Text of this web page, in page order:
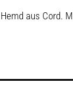
aus Cord.